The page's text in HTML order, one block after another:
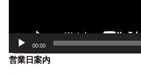
00:00
営業日案内